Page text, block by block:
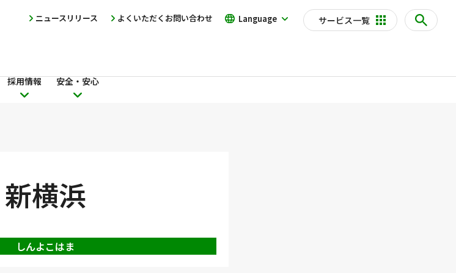
サービス一覧
採用情報 安全・安心
Language
よくいただくお問い合わせ
ニュースリリース
新横浜
しんよこはま